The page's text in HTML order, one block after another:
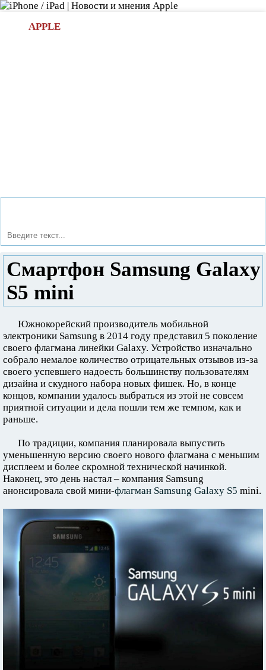
APPLE
Смартфон Samsung Galaxy
S5 mini
Южнокорейский производитель мобильной
электроники Samsung в 2014 году представил 5 поколение
своего флагмана линейки Galaxy. Устройство изначально
собрало немалое количество отрицательных отзывов из-за
своего успевшего надоесть большинству пользователям
дизайна и скудного набора новых фишек. Но, в конце
концов, компании удалось выбраться из этой не совсем
приятной ситуации и дела пошли тем же темпом, как и
раньше.
По традиции, компания планировала выпустить
уменьшенную версию своего нового флагмана с меньшим
дисплеем и более скромной технической начинкой.
Наконец, это день настал – компания Samsung
анонсировала свой мини-флагман Samsung Galaxy S5 mini.